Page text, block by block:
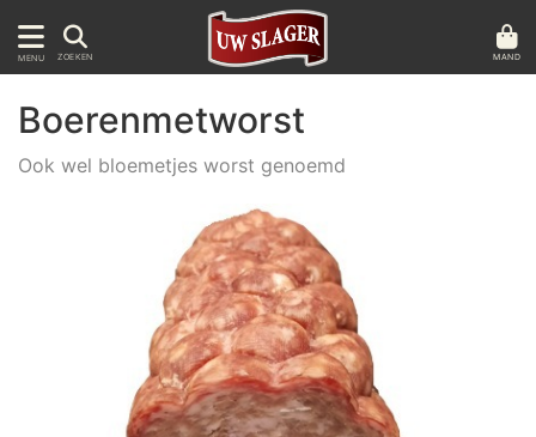
MENU ZOEKEN MAND
Boerenmetworst
Ook wel bloemetjes worst genoemd